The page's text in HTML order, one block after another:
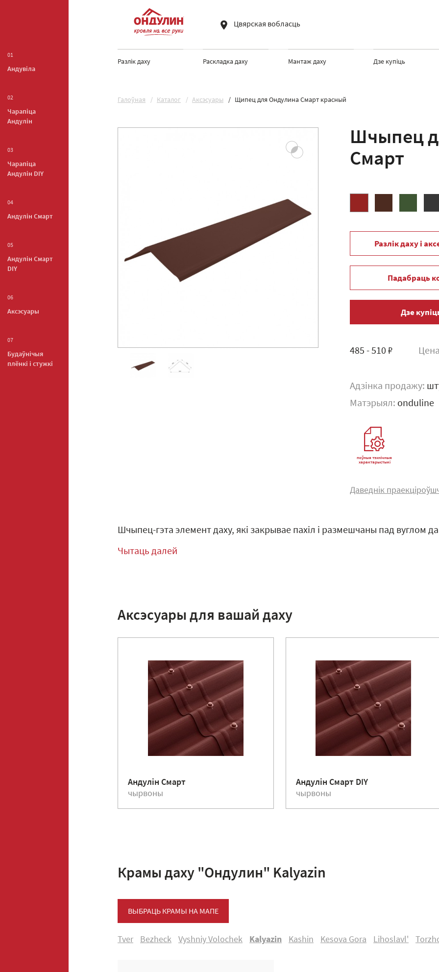
01
Андувiла
02
Чарапiца
Андулiн
03
Чарапiца
Андулiн DIY
04
Андулiн Смарт
05
Андулiн Смарт
DIY
06
Аксэсуары
07
Будаўнічыя
плёнкі і стужкі
Цвярская вобласць
Разлік даху Раскладка даху Мантаж даху Дзе купіць
Галоўная Каталог Аксэсуары Щипец для Ондулина Смарт красный
Шчыпец
Смарт
Разлік даху і
Падабраць
Дзе
485 - 510 ₽
Адзінка продажу:
Матэрыял: onduline
поўныя тэхнічныя
характарыстыкі
Даведнік
Шчыпец-гэта элемент даху, які закрывае пахіл і размешчаны пад вуглом
Чытаць далей
Аксэсуары для вашай даху
Андулiн Смарт
чырвоны
Андулiн Смарт DIY
чырвоны
Крамы даху "Ондулин" Kalyazin
ВЫБРАЦЬ КРАМЫ НА МАПЕ
Tver Bezheck Vyshniy Volochek Kalyazin Kashin Kesova Gora Lihoslavl'